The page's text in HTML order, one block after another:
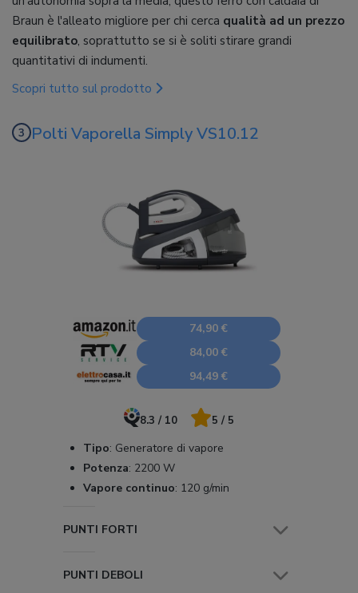
Braun è l'alleato migliore per chi cerca qualità ad un prezzo
equilibrato, soprattutto se si è soliti stirare grandi
quantitativi di indumenti.
Scopri tutto sul prodotto
Polti Vaporella Simply VS10.12
74,90 €
84,00 €
94,49 €
8.3 / 10 5 / 5
Tipo: Generatore di vapore
Potenza: 2200 W
Vapore continuo: 120 g/min
PUNTI FORTI
PUNTI DEBOLI